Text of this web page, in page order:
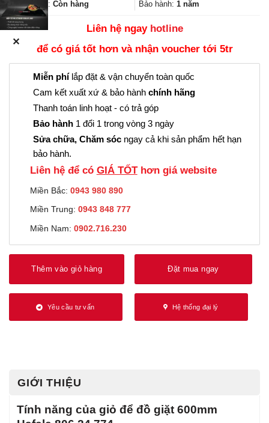
Trạng thái: Còn hàng Bảo hành: 1 năm
Liên hệ ngay hotline
để có giá tốt hơn và nhận voucher tới 5tr
Miễn phílắp đặt & vận chuyển toàn quốc
Cam kết xuất xứ & bảo hành chính hãng
Thanh toán linh hoạt - có trả góp
Bảo hành 1 đổi 1 trong vòng 3 ngày
Sửa chữa, Chăm sóc ngay cả khi sản phẩm hết hạn
bảo hành.
Liên hệ để có GIÁ TỐThơn giá website
Miền Bắc: 0943 980 890
Miền Trung: 0943 848 777
Miền Nam: 0902.716.230
Thêm vào giỏ hàng Đặt mua ngay
Yêu cầu tư vấn Hệ thống đại lý
GIỚI THIỆU
Tính năng của giỏ để đồ giặt 600mm
✕